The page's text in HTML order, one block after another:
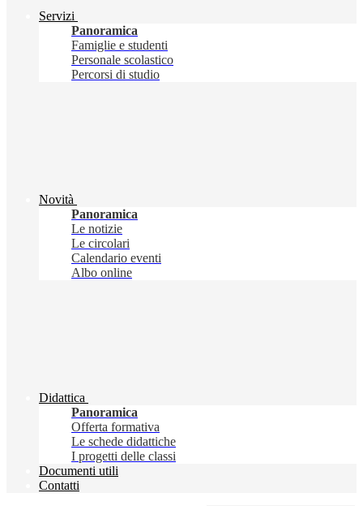
Servizi
Panoramica
Famiglie e studenti
Personale scolastico
Percorsi di studio
Novità
Panoramica
Le notizie
Le circolari
Calendario eventi
Albo online
Didattica
Panoramica
Offerta formativa
Le schede didattiche
I progetti delle classi
Documenti utili
Contatti